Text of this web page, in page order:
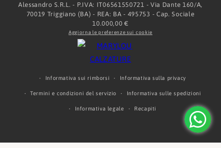
Alessandro S.R.L. - P.IVA: IT06561550721 - Via Dante 160/A,
70019 Triggiano (BA) - REA: BA - 495753 - Cap. Sociale
10.000,00 €
Aggiorna le preferenze sui cookie
Informativa sui rimborsi Informativa sulla privacy
Termini e condizioni del servizio Informativa sulle spedizioni
Informativa legale Recapiti